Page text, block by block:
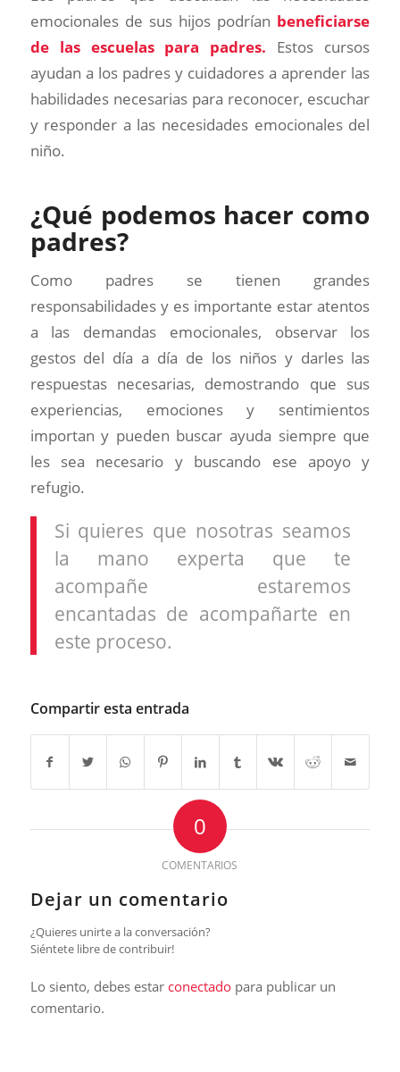
emocionales de sus hijos podrían beneficiarse
de las escuelas para padres. Estos cursos
ayudan a los padres y cuidadores a aprender las
habilidades necesarias para reconocer, escuchar
y responder a las necesidades emocionales del
niño.
¿Qué podemos hacer como
padres?
Como padres se tienen grandes
responsabilidades y es importante estar atentos
a las demandas emocionales, observar los
gestos del día a día de los niños y darles las
respuestas necesarias, demostrando que sus
experiencias, emociones y sentimientos
importan y pueden buscar ayuda siempre que
les sea necesario y buscando ese apoyo y
refugio.
Si quieres que nosotras seamos
la mano experta que te
acompañe estaremos
encantadas de acompañarte en
este proceso.
Compartir esta entrada
0
COMENTARIOS
Dejar un comentario
¿Quieres unirte a la conversación?
Siéntete libre de contribuir!
Lo siento, debes estar conectadopara publicar un
comentario.